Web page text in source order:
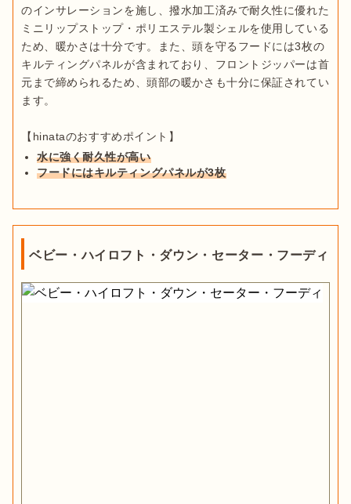
のインサレーションを施し、撥水加工済みで耐久性に優れた
ミニリップストップ・ポリエステル製シェルを使用している
ため、暖かさは十分です。また、頭を守るフードには3枚の
キルティングパネルが含まれており、フロントジッパーは首
元まで締められるため、頭部の暖かさも十分に保証されてい
ます。
水に強く耐久性が高い
フードにはキルティングパネルが3枚
ベビー・ハイロフト・ダウン・セーター・フーディ